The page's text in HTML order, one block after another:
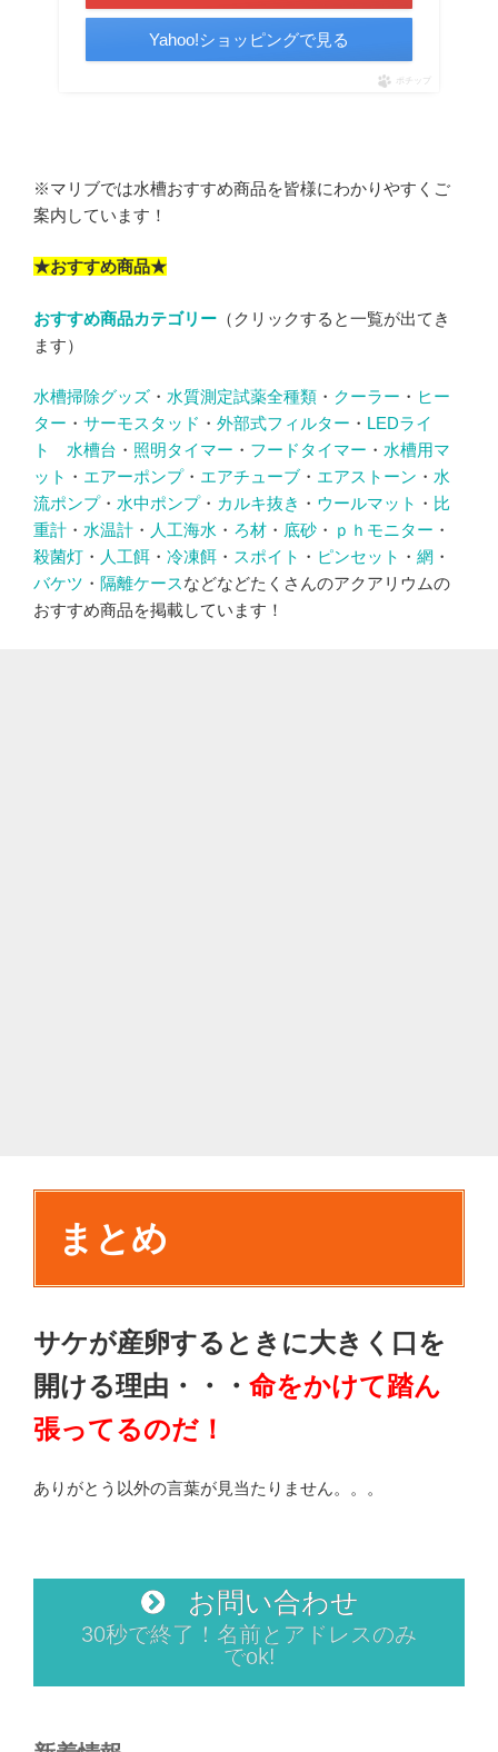
Yahoo!ショッピングで見る
ポチップ
※マリブでは水槽おすすめ商品を皆様にわかりやすくご
案内しています！
★おすすめ商品★
おすすめ商品カテゴリー （クリックすると一覧が出てき
ます）
水槽掃除グッズ ・ 水質測定試薬全種類 ・ クーラー ・ ヒー
ター ・ サーモスタッド ・ 外部式フィルター ・ LEDライ
ト
水槽台 ・ 照明タイマー ・ フードタイマー ・ 水槽用マ
ット ・ エアーポンプ・ エアチューブ ・ エアストーン ・ 水
流ポンプ・ 水中ポンプ・ カルキ抜き ・ ウールマット ・ 比
重計 ・ 水温計 ・ 人工海水 ・ ろ材 ・ 底砂 ・ ｐｈモニター ・
殺菌灯 ・ 人工餌 ・ 冷凍餌 ・ スポイト ・ ピンセット ・ 網 ・
バケツ ・ 隔離ケースなどなどたくさんのアクアリウムの
おすすめ商品を掲載しています！
まとめ
サケが産卵するときに大きく口を
開ける理由・・・ 命をかけて踏ん
張ってるのだ！
ありがとう以外の言葉が見当たりません。。。
お問い合わせ
30秒で終了！名前とアドレスのみ
でok!